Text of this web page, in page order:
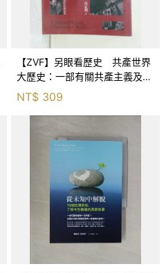
【ZVF】另眼看歷史 共產世界
大歷史：一部有關共產主義及共
產黨兩百年的興衰史_呂正理
NT$ 309